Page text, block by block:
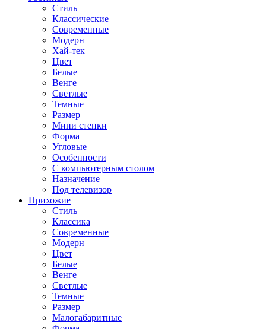
Стиль
Классические
Современные
Модерн
Хай-тек
Цвет
Белые
Венге
Светлые
Темные
Размер
Мини стенки
Форма
Угловые
Особенности
С компьютерным столом
Назначение
Под телевизор
Прихожие
Стиль
Классика
Современные
Модерн
Цвет
Белые
Венге
Светлые
Темные
Размер
Малогабаритные